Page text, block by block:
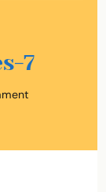
7